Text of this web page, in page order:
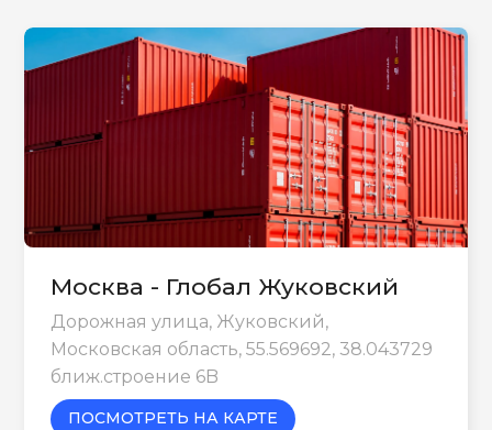
Москва - Глобал Жуковский
Дорожная улица, Жуковский,
Московская область, 55.569692, 38.043729
ближ.строение 6B
ПОСМОТРЕТЬ НА КАРТЕ